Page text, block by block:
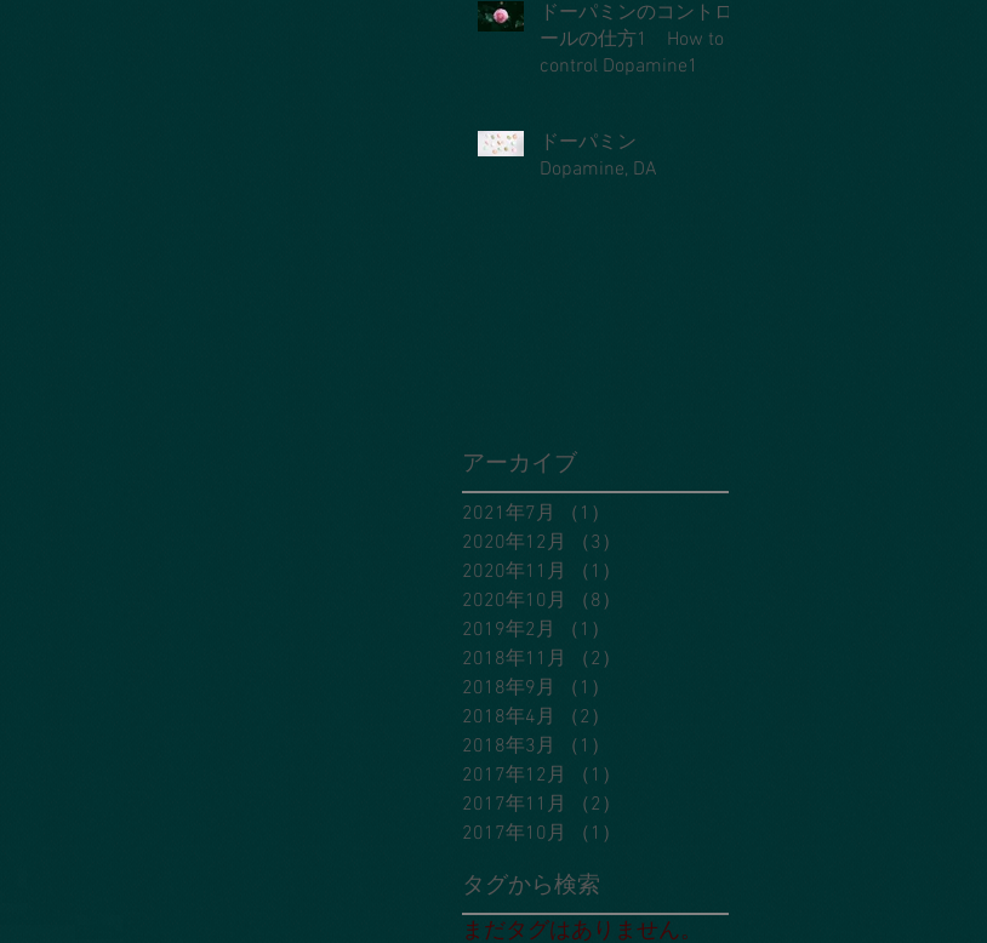
ドーパミンのコントロ
ールの仕方1 How to
control Dopamine1
ドーパミン
Dopamine, DA
アーカイブ
2021年7月 （1）
2020年12月
（3）
2020年11月
（1）
2020年10月
（8）
2019年2月
（1）
2018年11月
（2）
2018年9月
（1）
2018年4月
（2）
2018年3月
（1）
2017年12月
（1）
2017年11月
（2）
2017年10月
（1）
タグから検索
まだタグはありません。